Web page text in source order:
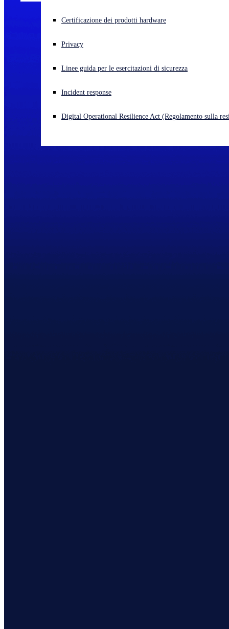
Cyberattacco in corso? Ottieni assistenza immediata
Open language switcher
Certificazione dei prodotti hardware
Privacy
Linee guida per le esercitazioni di sicurezza
Incident response
Digital Operational Resilience Act (Regolamento sulla